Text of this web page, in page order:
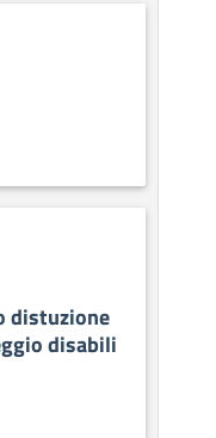
distuzione
disabili